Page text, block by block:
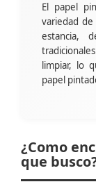
El papel
variedad
estancia,
limpiar, lo
papel
¿Como
que